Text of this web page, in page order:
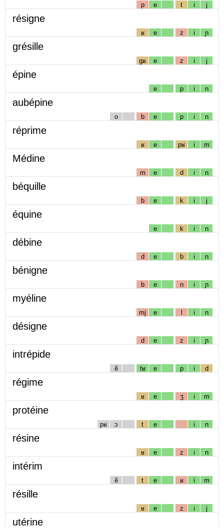
p e t i j
résigne
ʁ e z i ɲ
grésille
gʁ e z i j
épine
e p i n
aubépine
o b e p i n
réprime
ʁ e pʁ i m
Médine
m e d i n
béquille
b e k i j
équine
e k i n
débine
d e b i n
bénigne
b e n i ɲ
myéline
mj e l i n
désigne
d e z i ɲ
intrépide
ẽ tʁ e p i d
régime
ʁ e ʒ i m
protéine
pʁ ɔ t e i n
résine
ʁ e z i n
intérim
ẽ t e ʁ i m
résille
ʁ e z i j
utérine